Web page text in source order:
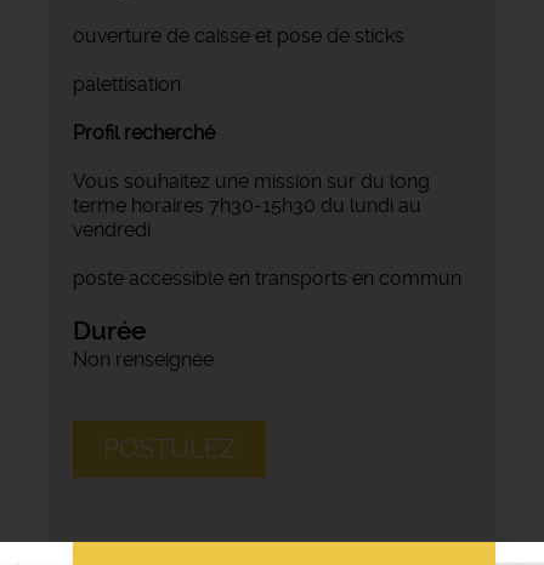
ouverture de caisse et pose de sticks
palettisation
Profil recherché
Vous souhaitez une mission sur du long
terme horaires 7h30-15h30 du lundi au
vendredi
poste accessible en transports en commun
Durée
Non renseignée
POSTULEZ